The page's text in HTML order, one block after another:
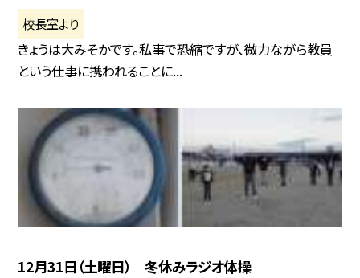
校長室より
きょうは大みそかです。私事で恐縮ですが、微力ながら教員
という仕事に携われることに...
12月31日（土曜日） 冬休みラジオ体操